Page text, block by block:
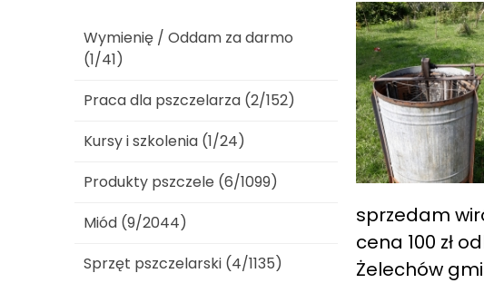
sprzedam
cena 100 zł
Żelechów
Wymienię / Oddam za darmo
(1/41)
Praca dla pszczelarza (2/152)
Kursy i szkolenia (1/24)
Produkty pszczele (6/1099)
Miód (9/2044)
Sprzęt pszczelarski (4/1135)